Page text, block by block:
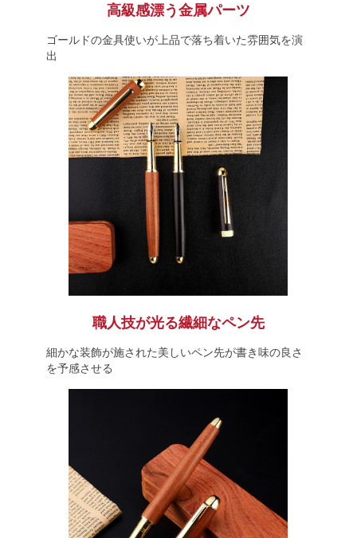
高級感漂う金属パーツ
ゴールドの金具使いが上品で落ち着いた雰囲気を演
出
職人技が光る繊細なペン先
細かな装飾が施された美しいペン先が書き味の良さ
を予感させる